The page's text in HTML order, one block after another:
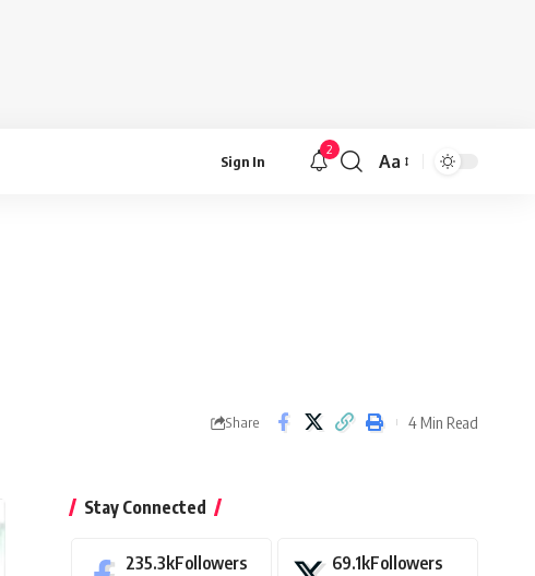
Sign In
2
Font
Aa
Share 4 Min Read
Stay Connected
235.3kFollowers 69.1kFollowers